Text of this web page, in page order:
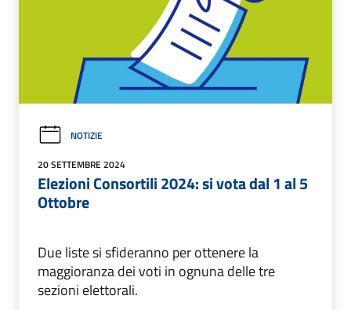
NOTIZIE
20 SETTEMBRE 2024
Elezioni Consortili 2024: si vota dal 1 al 5
Ottobre
Due liste si sfideranno per ottenere la
maggioranza dei voti in ognuna delle tre
sezioni elettorali.